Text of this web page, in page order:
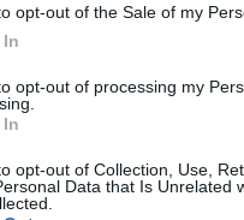
opt-out of the Sale of my
opt-out of processing my
opt-out of Collection, Use,
Data that Is Unrelated